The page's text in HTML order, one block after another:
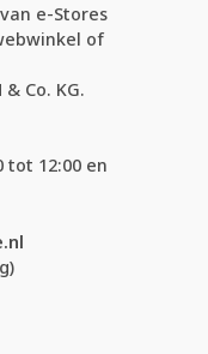
e-Stores
of
Co. KG.
tot 12:00 en